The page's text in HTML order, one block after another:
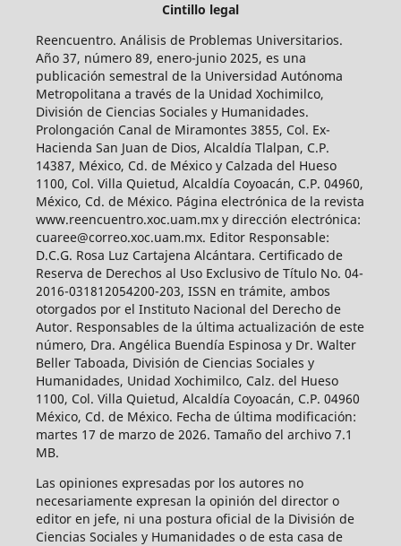
Cintillo legal
Reencuentro. Análisis de Problemas Universitarios.
Año 37, número 89, enero-junio 2025, es una
publicación semestral de la Universidad Autónoma
Metropolitana a través de la Unidad Xochimilco,
División de Ciencias Sociales y Humanidades.
Prolongación Canal de Miramontes 3855, Col. Ex-
Hacienda San Juan de Dios, Alcaldía Tlalpan, C.P.
14387, México, Cd. de México y Calzada del Hueso
1100, Col. Villa Quietud, Alcaldía Coyoacán, C.P. 04960,
México, Cd. de México. Página electrónica de la revista
www.reencuentro.xoc.uam.mx y dirección electrónica:
cuaree@correo.xoc.uam.mx. Editor Responsable:
D.C.G. Rosa Luz Cartajena Alcántara. Certificado de
Reserva de Derechos al Uso Exclusivo de Título No. 04-
2016-031812054200-203, ISSN en trámite, ambos
otorgados por el Instituto Nacional del Derecho de
Autor. Responsables de la última actualización de este
número, Dra. Angélica Buendía Espinosa y Dr. Walter
Beller Taboada, División de Ciencias Sociales y
Humanidades, Unidad Xochimilco, Calz. del Hueso
1100, Col. Villa Quietud, Alcaldía Coyoacán, C.P. 04960
México, Cd. de México. Fecha de última modificación:
martes 17 de marzo de 2026. Tamaño del archivo 7.1
MB.
Las opiniones expresadas por los autores no
necesariamente expresan la opinión del director o
editor en jefe, ni una postura oficial de la División de
Ciencias Sociales y Humanidades o de esta casa de